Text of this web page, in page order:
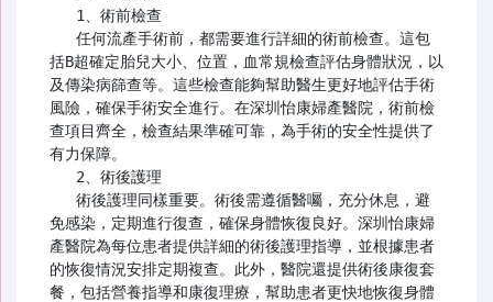
括B超確定胎兒大小、位置，血常規檢查評估身體狀況，以
及傳染病篩查等。這些檢查能夠幫助醫生更好地評估手術
風險，確保手術安全進行。在深圳怡康婦產醫院，術前檢
查項目齊全，檢查結果準確可靠，為手術的安全性提供了
有力保障。
免感染，定期進行復查，確保身體恢復良好。深圳怡康婦
產醫院為每位患者提供詳細的術後護理指導，並根據患者
的恢復情況安排定期複查。此外，醫院還提供術後康復套
餐，包括營養指導和康復理療，幫助患者更快地恢復身體